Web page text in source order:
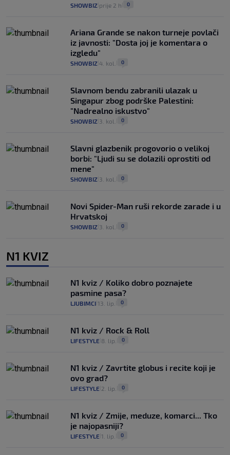
SHOWBIZ prije 2 h 0
Ariana Grande se nakon turneje povlači
iz javnosti: "Dosta joj je komentara o
izgledu"
SHOWBIZ 4. kol. 0
Slavnom bendu zabranili ulazak u
Singapur zbog podrške Palestini:
"Nadrealno iskustvo"
SHOWBIZ 3. kol. 0
Slavni glazbenik progovorio o velikoj
borbi: "Ljudi su se dolazili oprostiti od
mene"
SHOWBIZ 3. kol. 0
Novi Spider-Man ruši rekorde zarade i u
Hrvatskoj
SHOWBIZ 3. kol. 0
N1 KVIZ
N1 kviz / Koliko dobro poznajete
pasmine pasa?
LJUBIMCI 13. lip. 0
N1 kviz / Rock & Roll
LIFESTYLE 8. lip. 0
N1 kviz / Zavrtite globus i recite koji je
ovo grad?
LIFESTYLE 2. lip. 0
N1 kviz / Zmije, meduze, komarci... Tko
je najopasniji?
LIFESTYLE 1. lip. 0